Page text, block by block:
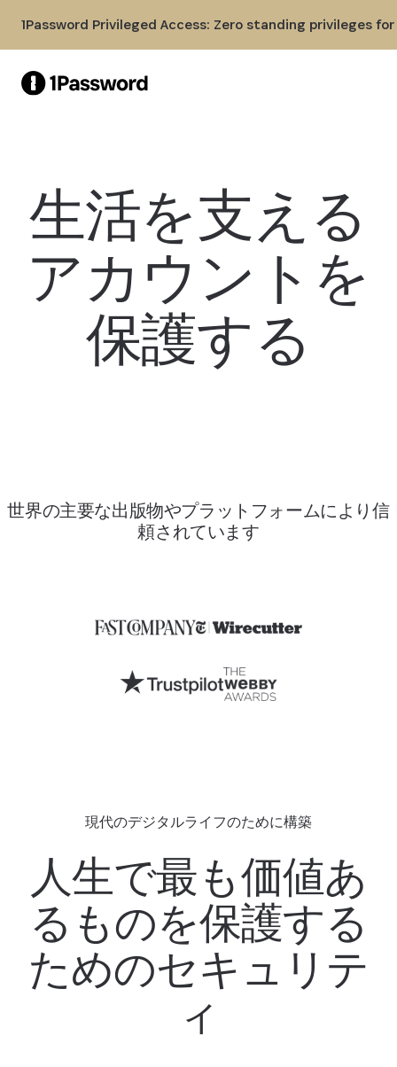
1Password Privileged Access: Zero standing privileges
生活を支える
アカウントを
保護する
世界の主要な出版物やプラットフォームにより信
頼されています
現代のデジタルライフのために構築
人生で最も価値あ
るものを保護する
ためのセキュリテ
ィ